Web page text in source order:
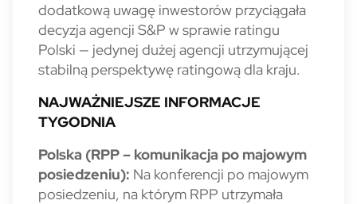
dodatkową uwagę inwestorów przyciągała
decyzja agencji S&P w sprawie ratingu
Polski — jedynej dużej agencji utrzymującej
stabilną perspektywę ratingową dla kraju.
NAJWAŻNIEJSZE INFORMACJE
TYGODNIA
Polska (RPP – komunikacja po majowym
posiedzeniu): Na konferencji po majowym
posiedzeniu, na którym RPP utrzymała